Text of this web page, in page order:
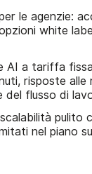
le agenzie:
white
AI a tariffa
risposte alle
del flusso di
pulito
nel piano